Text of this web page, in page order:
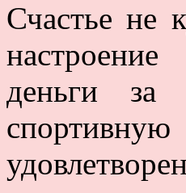
Счастье не
деньги